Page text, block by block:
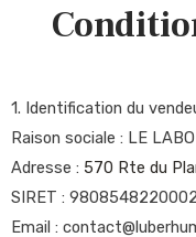
1. Identification du
Raison sociale : LE
Adresse : 570 Rte du
SIRET :
Email :